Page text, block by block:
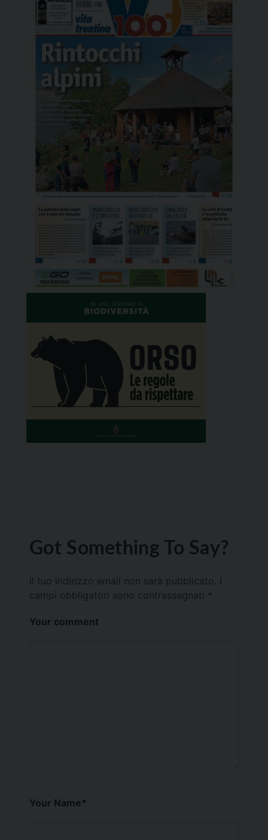
Got Something To Say?
Il tuo indirizzo email non sarà pubblicato.
campi obbligatori sono contrassegnati *
Your comment
Your Name*